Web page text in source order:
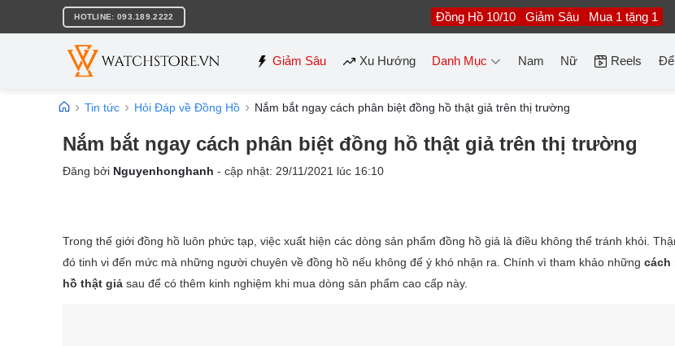
nội
HOTLINE: 093.189.2222 Đồng Hồ 10/10 Giảm Sâu Mua 1 tặng 1
Giảm Sâu Xu Hướng Danh Mục Nam Nữ Reels Để
Tin tức Hỏi Đáp về Đồng Hồ Nắm bắt ngay cách phân biệt đồng hồ thật giả trên thị trường
Nắm bắt ngay cách phân biệt đồng hồ thật giả trên thị trường
Đăng bởi Nguyenhonghanh - cập nhật: 29/11/2021 lúc 16:10
Trong thế giới đồng hồ luôn phức tạp, việc xuất hiện các dòng sản phẩm đồng hồ giả là điều không thể tránh khỏi.
đó tinh vi đến mức mà những người chuyên về đồng hồ nếu không để ý khó nhận ra. Chính vì tham khảo những cách
hồ thật giả sau để có thêm kinh nghiệm khi mua dòng sản phẩm cao cấp này.